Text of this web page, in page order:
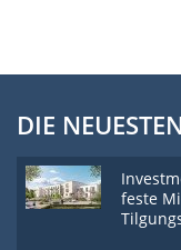
DIE
feste